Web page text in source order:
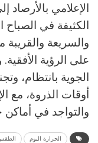
الإعلامي بالأرصاد
الكثيفة في الصباح
والسريعة والقريبة
على الرؤية
الجوية بانتظام،
أوقات الذروة، مع
والتواجد في أماكن
الحرارة اليوم